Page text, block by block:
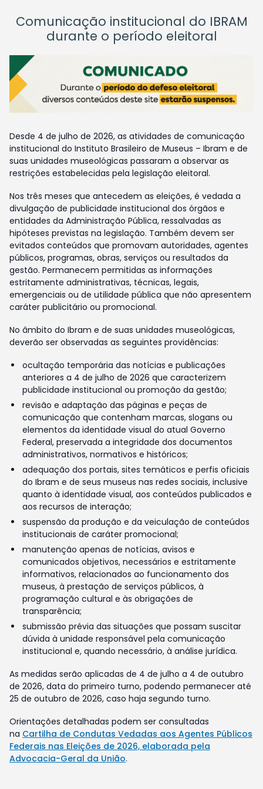
Comunicação institucional do IBRAM
durante o período eleitoral
Desde 4 de julho de 2026, as atividades de comunicação
institucional do Instituto Brasileiro de Museus – Ibram e de
suas unidades museológicas passaram a observar as
restrições estabelecidas pela legislação eleitoral.
Nos três meses que antecedem as eleições, é vedada a
divulgação de publicidade institucional dos órgãos e
entidades da Administração Pública, ressalvadas as
hipóteses previstas na legislação. Também devem ser
evitados conteúdos que promovam autoridades, agentes
públicos, programas, obras, serviços ou resultados da
gestão. Permanecem permitidas as informações
estritamente administrativas, técnicas, legais,
emergenciais ou de utilidade pública que não apresentem
caráter publicitário ou promocional.
No âmbito do Ibram e de suas unidades museológicas,
deverão ser observadas as seguintes providências:
ocultação temporária das notícias e publicações
anteriores a 4 de julho de 2026 que caracterizem
publicidade institucional ou promoção da gestão;
revisão e adaptação das páginas e peças de
comunicação que contenham marcas, slogans ou
elementos da identidade visual do atual Governo
Federal, preservada a integridade dos documentos
administrativos, normativos e históricos;
adequação dos portais, sites temáticos e perfis oficiais
do Ibram e de seus museus nas redes sociais, inclusive
quanto à identidade visual, aos conteúdos publicados e
aos recursos de interação;
suspensão da produção e da veiculação de conteúdos
institucionais de caráter promocional;
manutenção apenas de notícias, avisos e
comunicados objetivos, necessários e estritamente
informativos, relacionados ao funcionamento dos
museus, à prestação de serviços públicos, à
programação cultural e às obrigações de
transparência;
submissão prévia das situações que possam suscitar
dúvida à unidade responsável pela comunicação
institucional e, quando necessário, à análise jurídica.
As medidas serão aplicadas de 4 de julho a 4 de outubro
de 2026, data do primeiro turno, podendo permanecer até
25 de outubro de 2026, caso haja segundo turno.
Orientações detalhadas podem ser consultadas
na Cartilha de Condutas Vedadas aos Agentes Públicos
Federais nas Eleições de 2026, elaborada pela
Advocacia-Geral da União.